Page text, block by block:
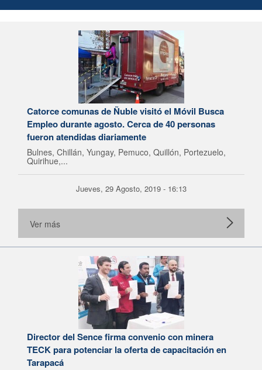
Catorce comunas de Ñuble visitó el Móvil Busca
Empleo durante agosto. Cerca de 40 personas
fueron atendidas diariamente
Bulnes, Chillán, Yungay, Pemuco, Quillón, Portezuelo,
Quirihue,...
Jueves, 29 Agosto, 2019 - 16:13
Ver más
Director del Sence firma convenio con minera
TECK para potenciar la oferta de capacitación en
Tarapacá